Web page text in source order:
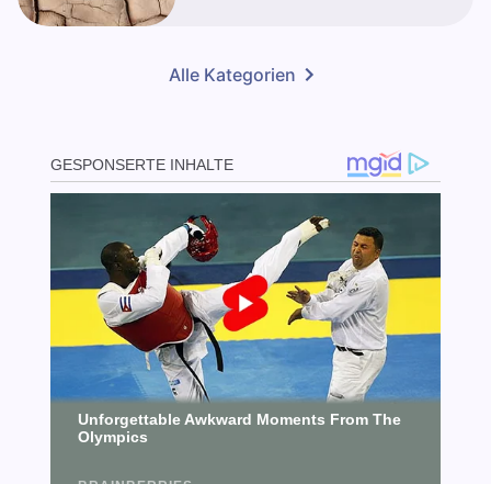
Alle Kategorien